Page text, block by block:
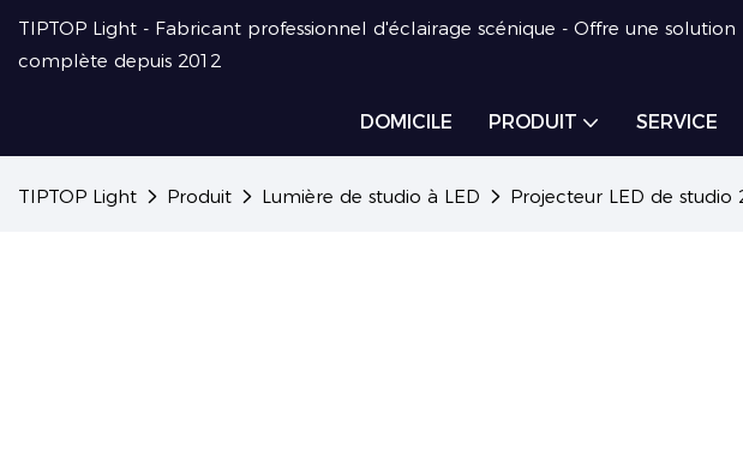
TIPTOP Light - Fabricant professionnel d'éclairage scénique - Offre une solution
complète depuis 2012
DOMICILE PRODUIT SERVICE
TIPTOP Light Produit Lumière de studio à LED Projecteur LED de